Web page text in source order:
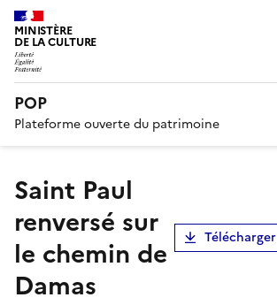
MINISTÈRE
DE LA CULTURE
POP
Plateforme ouverte du patrimoine
Saint Paul
renversé sur
le chemin de
Damas
Télécharger